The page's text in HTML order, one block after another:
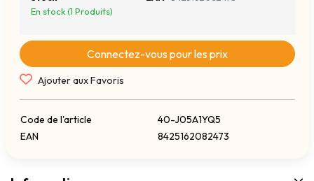
En stock (1 Produits)
Connectez-vous pour les prix
Ajouter aux Favoris
Code de l'article
40-J05A1YQ5
EAN
8425162082473